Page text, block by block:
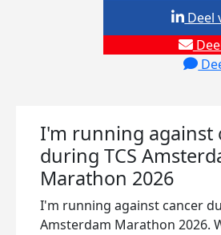
Deel
I'm running against
during TCS
Marathon 2026
I'm running against cancer
Amsterdam Marathon 2026.